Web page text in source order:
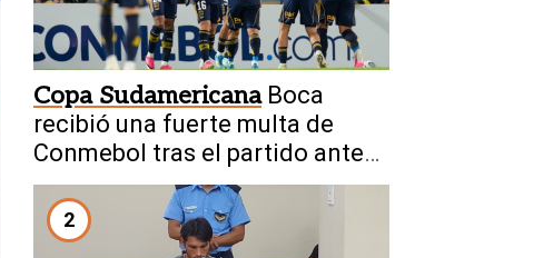
Copa Sudamericana Boca
recibió una fuerte multa de
Conmebol tras el partido ante
O’Higgins
2